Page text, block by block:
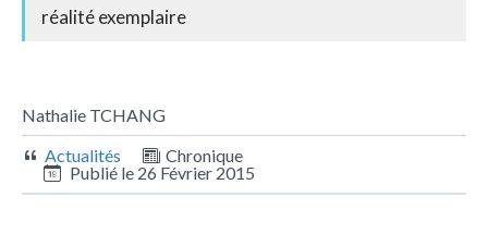
réalité exemplaire
Nathalie TCHANG
Actualités
Chronique
Publié le 26 Février 2015